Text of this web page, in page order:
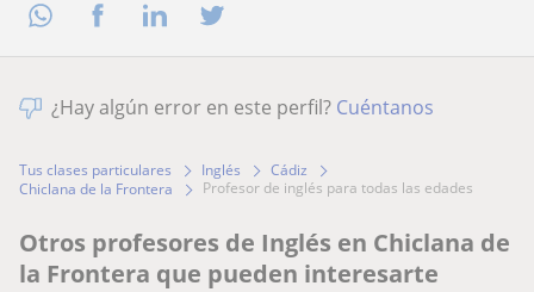
¿Hay algún error en este perfil? Cuéntanos
Tus clases particulares Inglés
Cádiz
Chiclana de la Frontera
profesor de inglés para todas las edades
Otros profesores de Inglés en Chiclana de
la Frontera que pueden interesarte